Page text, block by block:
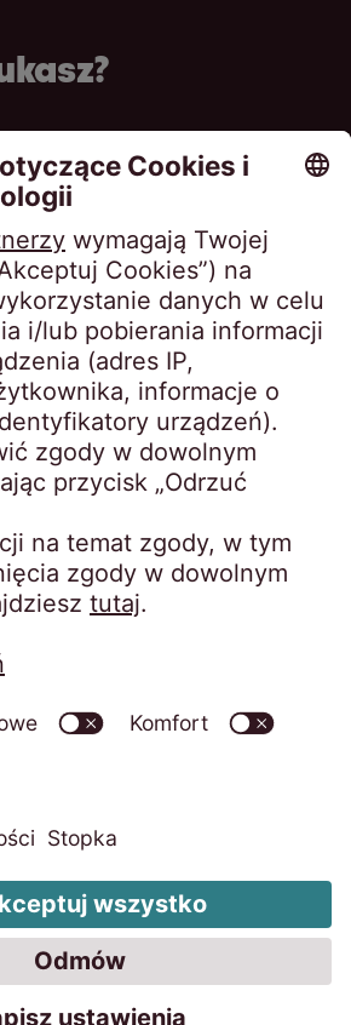
zrównoważonego roz
korporacyjna
plików cookie
of Conduct
nieprawidłowości